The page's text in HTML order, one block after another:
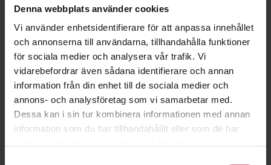
Denna webbplats använder cookies
Vi använder enhetsidentifierare för att anpassa innehållet
och annonserna till användarna, tillhandahålla funktioner
för sociala medier och analysera vår trafik. Vi
vidarebefordrar även sådana identifierare och annan
information från din enhet till de sociala medier och
annons- och analysföretag som vi samarbetar med.
Dessa kan i sin tur kombinera informationen med annan
information som du har tillhandahållit eller som de har
Liknande produkter